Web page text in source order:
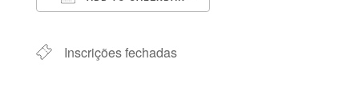
Inscrições fechadas